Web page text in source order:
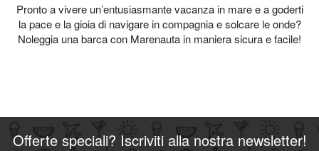
Pronto a vivere un’entusiasmante vacanza in mare e a goderti
la pace e la gioia di navigare in compagnia e solcare le onde?
Noleggia una barca con Marenauta in maniera sicura e facile!
Offerte speciali? Iscriviti alla nostra newsletter!